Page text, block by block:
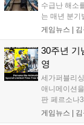
수급난 해소
는 매년 분기
고 있으며,
따뜻한 실천
확산에 앞장
게임뉴스 |
30주년 기
영
세가퍼블리
애니메이션
판 페르소나
소나4 더 골
게임뉴스 |